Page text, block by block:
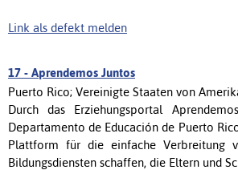
Link als defekt melden
17 - Aprendemos Juntos
Puerto Rico; Vereinigte Staaten von
Durch das Erziehungsportal
Departamento de Educación de Puerto
Plattform für die einfache Verbreitung
Bildungsdiensten schaffen, die Eltern und